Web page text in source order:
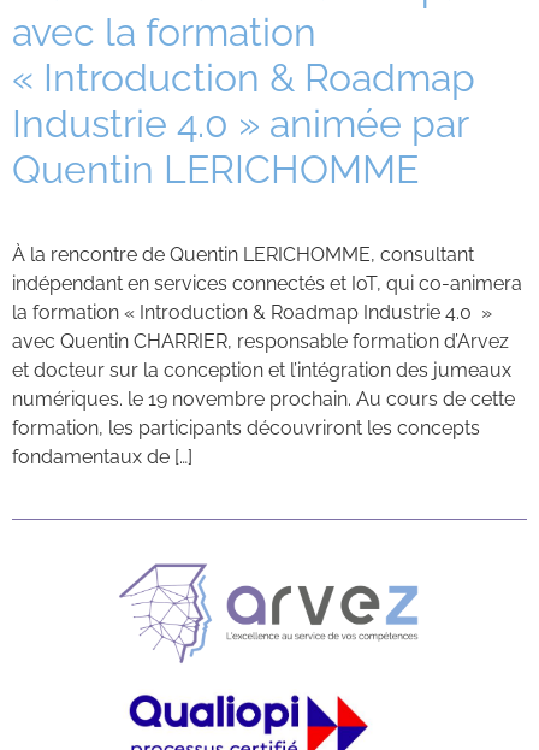
Contacts
avec la formation
« Introduction & Roadmap
Industrie 4.0 » animée par
Quentin LERICHOMME
À la rencontre de Quentin LERICHOMME, consultant
indépendant en services connectés et IoT, qui co-animera
la formation « Introduction & Roadmap Industrie 4.0 »
avec Quentin CHARRIER, responsable formation d’Arvez
et docteur sur la conception et l’intégration des jumeaux
numériques. le 19 novembre prochain. Au cours de cette
formation, les participants découvriront les concepts
fondamentaux de […]